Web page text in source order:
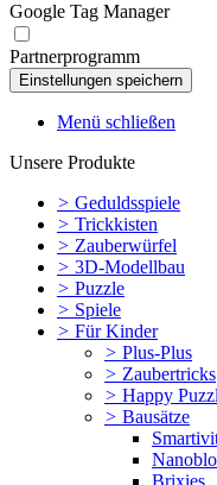
Google Tag Manager
Partnerprogramm
Menü schließen
Unsere Produkte
> Geduldsspiele
> Trickkisten
> Zauberwürfel
> 3D-Modellbau
> Puzzle
> Spiele
> Für Kinder
> Plus-Plus
> Zaubertricks
> Happy
> Bausätze
Brixies